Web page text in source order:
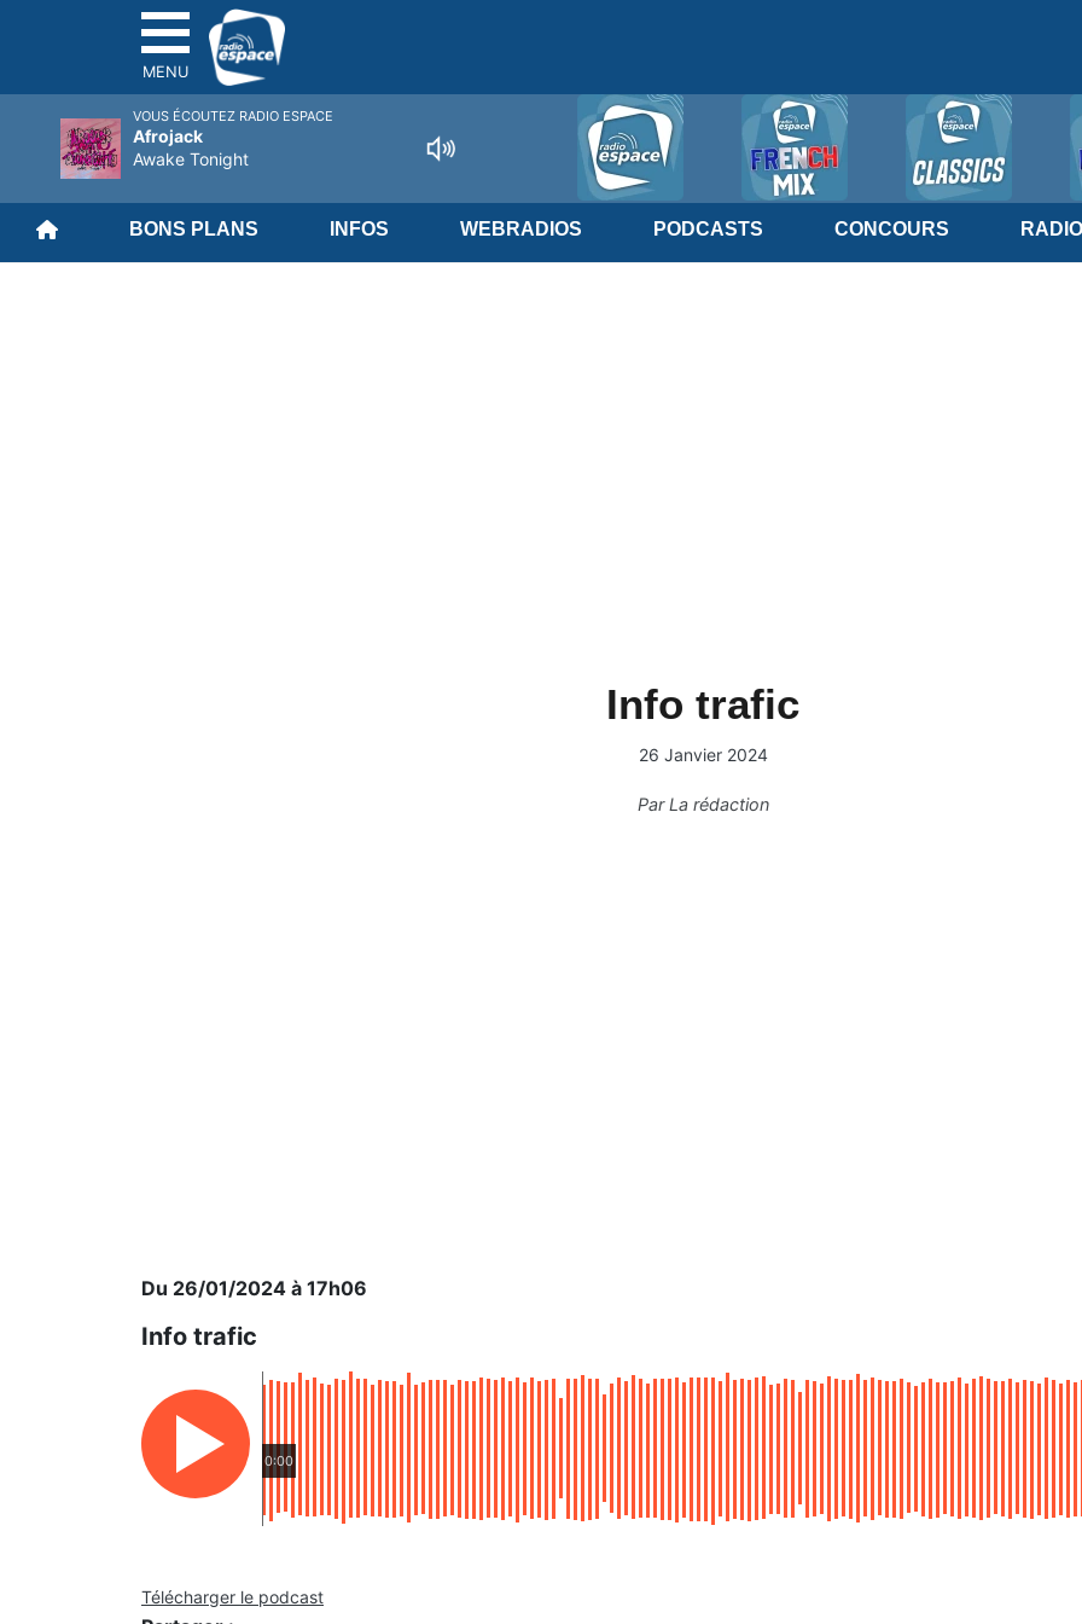
MENU
BONS PLANS INFOS WEBRADIOS PODCASTS CONCOURS RADIO
Info trafic
26 Janvier 2024
ParLa rédaction
Du 26/01/2024 à 17h06
Info trafic
0:00
Télécharger le podcast
VOUS ÉCOUTEZ RADIO ESPACE
Afrojack
Awake Tonight